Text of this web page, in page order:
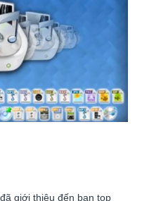
giới thiệu đến bạn top